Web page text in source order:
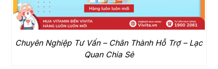
Chuyên Nghiệp Tư Vấn – Chân Thành Hỗ Trợ – Lạc
Quan Chia Sẻ